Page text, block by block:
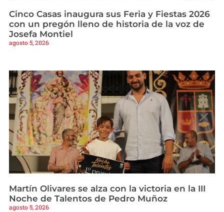
Cinco Casas inaugura sus Feria y Fiestas 2026
con un pregón lleno de historia de la voz de
Josefa Montiel
agosto 5, 2026
Martín Olivares se alza con la victoria en la III
Noche de Talentos de Pedro Muñoz
agosto 5, 2026